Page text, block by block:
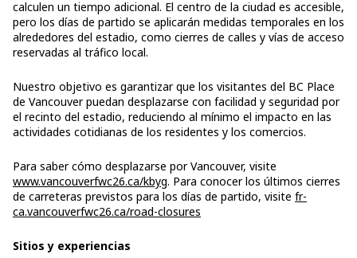
calculen un tiempo adicional. El centro de la ciudad es accesible,
pero los días de partido se aplicarán medidas temporales en los
alrededores del estadio, como cierres de calles y vías de acceso
reservadas al tráfico local.
Nuestro objetivo es garantizar que los visitantes del BC Place
de Vancouver puedan desplazarse con facilidad y seguridad por
el recinto del estadio, reduciendo al mínimo el impacto en las
actividades cotidianas de los residentes y los comercios.
Para saber cómo desplazarse por Vancouver, visite
www.vancouverfwc26.ca/kbyg. Para conocer los últimos cierres
de carreteras previstos para los días de partido, visite fr-
ca.vancouverfwc26.ca/road-closures
Sitios y experiencias